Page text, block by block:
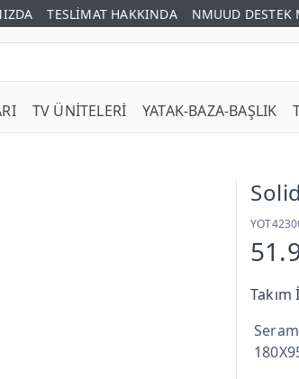
TESLİMAT HAKKINDA NMUUD DESTEK
TV ÜNİTELERİ YATAK-BAZA-BAŞLIK
Takım